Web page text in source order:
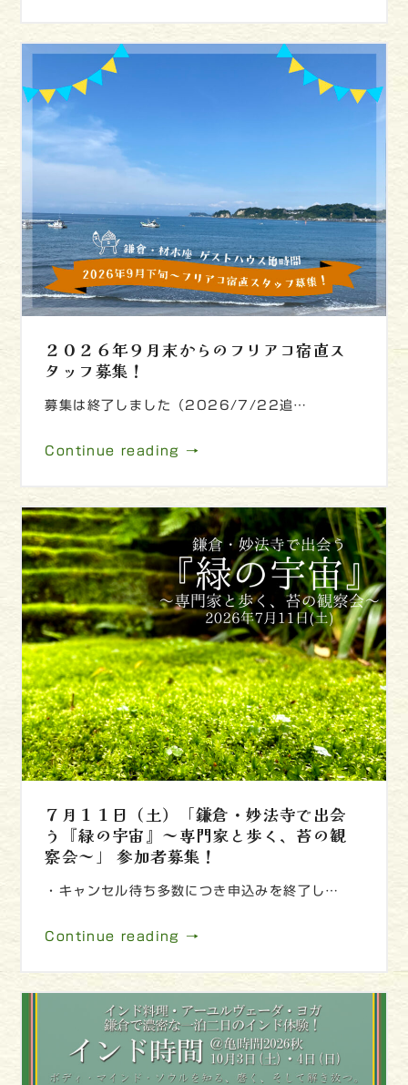
２０２６年９月末からのフリアコ宿直ス
タッフ募集！
募集は終了しました（2026/7/22追…
Continue reading →
７月１１日（土）「鎌倉・妙法寺で出会
う『緑の宇宙』～専門家と歩く、苔の観
察会～」 参加者募集！
・キャンセル待ち多数につき申込みを終了し…
Continue reading →